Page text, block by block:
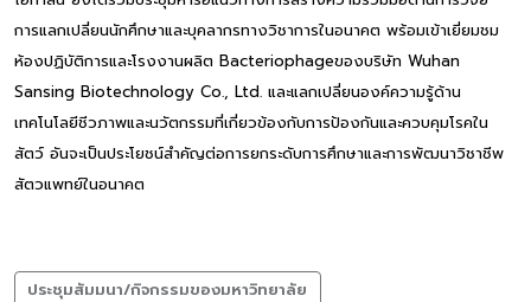
การแลกเปลี่ยนนักศึกษาและบุคลากรทางวิชาการในอนาคต พร้อมเข้าเยี่ยมชม
ห้องปฏิบัติการและโรงงานผลิต Bacteriophageของบริษัท Wuhan
Sansing Biotechnology Co., Ltd. และแลกเปลี่ยนองค์ความรู้ด้าน
เทคโนโลยีชีวภาพและนวัตกรรมที่เกี่ยวข้องกับการป้องกันและควบคุมโรคใน
สัตว์ อันจะเป็นประโยชน์สำคัญต่อการยกระดับการศึกษาและการพัฒนาวิชาชีพ
สัตวแพทย์ในอนาคต
ประชุมสัมมนา/กิจกรรมของมหาวิทยาลัย